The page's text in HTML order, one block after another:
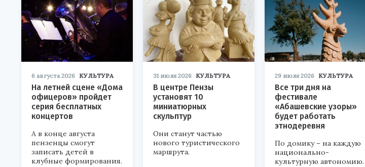
6 августа 2026 КУЛЬТУРА
На летней сцене «Дома
офицеров» пройдет
серия бесплатных
концертов
А в конце августа
пензенцы смогут
записать детей в
клубные формирования.
31 июля 2026 КУЛЬТУРА
В центре Пензы
установят 10
миниатюрных
скульптур
Они станут частью
нового туристического
маршрута.
29 июля 2026 КУЛЬТУРА
Все три дня на
фестивале
«Абашевские узоры»
будет работать
этнодеревня
По домику – на каждую
национально-
культурную автономию.